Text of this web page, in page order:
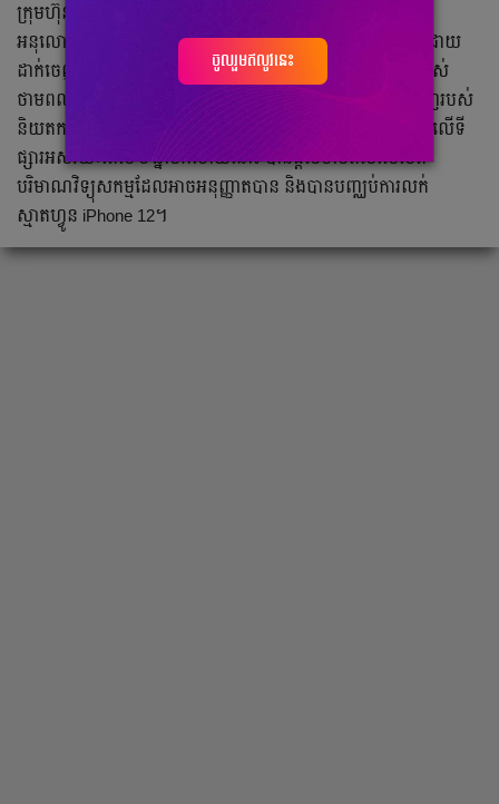
ក្រុមហ៊ុន Apple បាននិយាយកាលពីពេលថ្មីៗនេះថា ខ្លួនគ្រោងនឹង
អនុលោមតាមតម្រូវការការធ្វើតេស្តវិទ្យុសកម្មរបស់ប្រទេសបារាំង ដោយ
ដាក់ចេញនូវការអាប់ដេតដែលនឹងបញ្ឈប់ iPhone 12 ពីការប្រើប្រាស់
ថាមពលបន្ថែមទៀត។ ក្រុមហ៊ុន Apple បានជំទាស់នឹងការរកឃើញរបស់
និយតករបារាំងដែលបាននិយាយថា iPhone 12 ដែលដាក់លក់នៅលើទី
ផ្សារអស់រយៈពេល 3 ឆ្នាំមកហើយនោះ បានផ្តល់ថាមពលលើសពី
បរិមាណវិទ្យុសកម្មដែលអាចអនុញ្ញាតបាន និងបានបញ្ឈប់ការលក់
ស្មាតហ្វូន iPhone 12។
ចូលរួមឥលូវនេះ